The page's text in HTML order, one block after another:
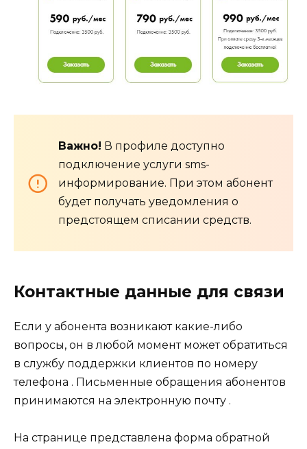
Важно! В профиле доступно
подключение услуги sms-
информирование. При этом абонент
будет получать уведомления о
предстоящем списании средств.
Контактные данные для связи
Если у абонента возникают какие-либо
вопросы, он в любой момент может обратиться
в службу поддержки клиентов по номеру
телефона . Письменные обращения абонентов
принимаются на электронную почту .
На странице представлена форма обратной